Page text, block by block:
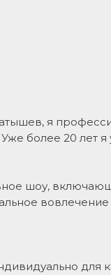
я
более 20 лет
шоу,
для